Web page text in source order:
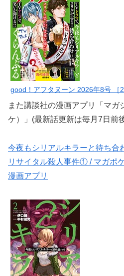
good！アフタヌーン 2026年8号 ［
また講談社の漫画アプリ「マガ
ケ）」(最新話更新は毎月7日前
今夜もシリアルキラーと待ち合
リサイタル殺人事件① / マガポ
漫画アプリ